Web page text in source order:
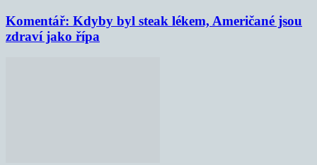
Komentář: Kdyby byl steak lékem, Američané jsou
zdraví jako řípa